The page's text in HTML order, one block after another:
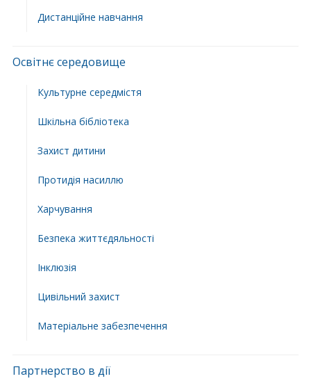
Дистанційне навчання
Освітнє середовище
Культурне середмістя
Шкільна бібліотека
Захист дитини
Протидія насиллю
Харчування
Безпека життєдяльності
Інклюзія
Цивільний захист
Матеріальне забезпечення
Партнерство в дії